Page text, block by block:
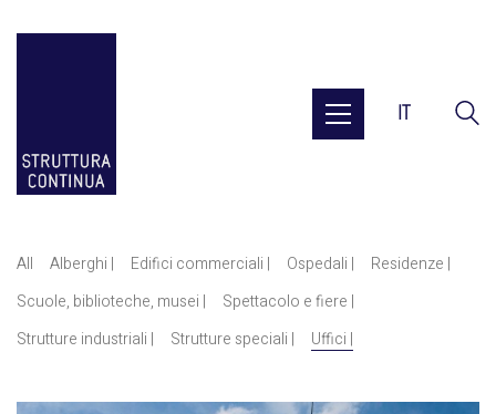
IT
All Alberghi | Edifici commerciali | Ospedali |
Residenze |
Scuole, biblioteche, musei |
Spettacolo e fiere |
Strutture industriali |
Strutture speciali | Uffici |